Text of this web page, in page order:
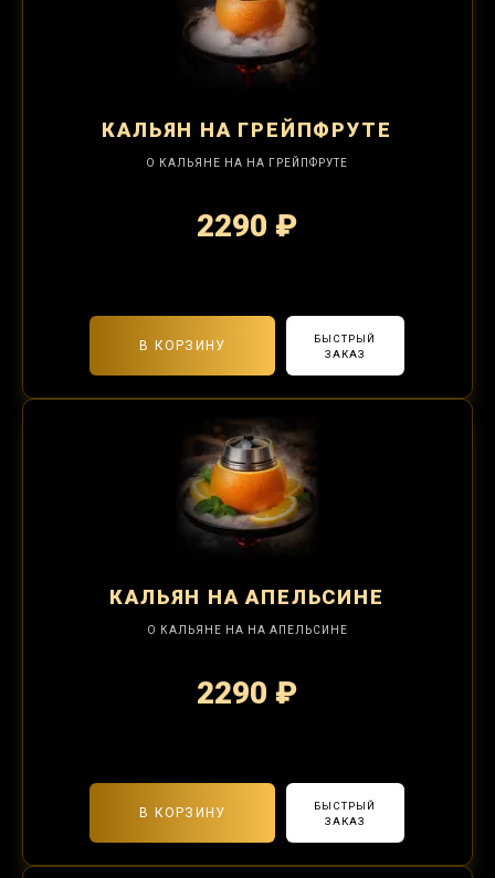
КАЛЬЯН НА ГРЕЙПФРУТЕ
О КАЛЬЯНЕ НА НА ГРЕЙПФРУТЕ
2290 ₽
В КОРЗИНУ
БЫСТРЫЙ
ЗАКАЗ
КАЛЬЯН НА АПЕЛЬСИНЕ
О КАЛЬЯНЕ НА НА АПЕЛЬСИНЕ
2290 ₽
В КОРЗИНУ
БЫСТРЫЙ
ЗАКАЗ